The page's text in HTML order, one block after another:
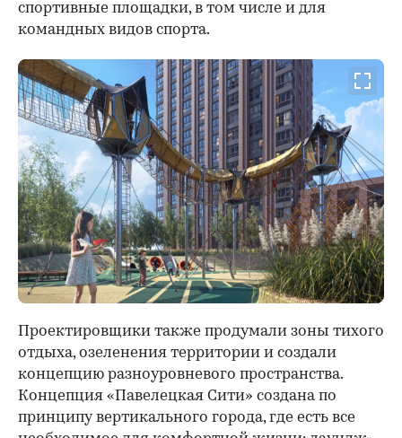
спортивные площадки, в том числе и для
командных видов спорта.
Проектировщики также продумали зоны тихого
отдыха, озеленения территории и создали
концепцию разноуровневого пространства.
Концепция «Павелецкая Сити» создана по
принципу вертикального города, где есть все